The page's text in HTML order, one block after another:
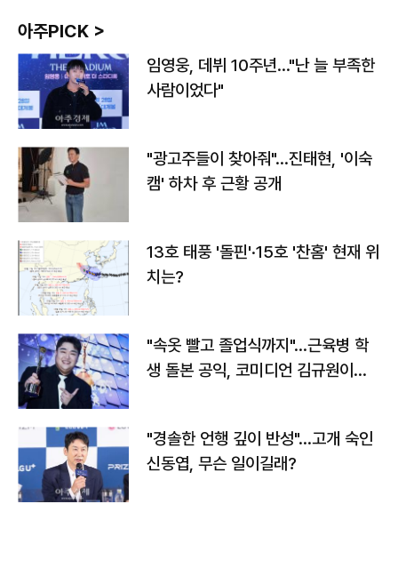
아주PICK >
임영웅, 데뷔 10주년…"난 늘 부족한
사람이었다"
"광고주들이 찾아줘"…진태현, '이숙
캠' 하차 후 근황 공개
13호 태풍 '돌핀'·15호 '찬홈' 현재 위
치는?
"속옷 빨고 졸업식까지"…근육병 학
생 돌본 공익, 코미디언 김규원이었
"경솔한 언행 깊이 반성"…고개 숙인
신동엽, 무슨 일이길래?